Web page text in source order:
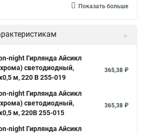
Показать больше
night Гирлянда Айсикл
светодиодный,
м, 220 В 255-019
365,38 ₽
night Гирлянда Айсикл
светодиодный,
м, 220В 255-015
365,38 ₽
night Гирлянда Айсикл